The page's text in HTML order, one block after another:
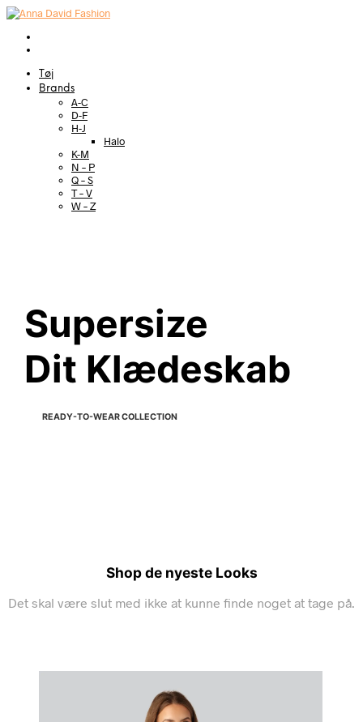
Tøj
Brands
A-C
D-F
H-J
Halo
K-M
N – P
Q – S
T – V
W – Z
Supersize
Dit Klædeskab
READY-TO-WEAR COLLECTION
Shop de nyeste Looks
Det skal være slut med ikke at kunne finde noget at tage på.